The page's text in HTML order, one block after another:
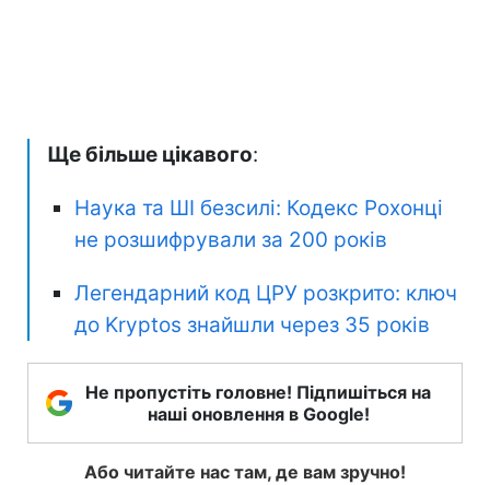
Ще більше цікавого:
Наука та ШІ безсилі: Кодекс Рохонці
не розшифрували за 200 років
Легендарний код ЦРУ розкрито: ключ
до Kryptos знайшли через 35 років
Не пропустіть головне! Підпишіться на
наші оновлення в Google!
Або читайте нас там, де вам зручно!